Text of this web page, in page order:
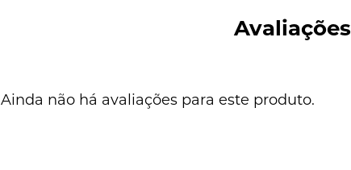
Avaliações
Ainda não há avaliações para este produto.